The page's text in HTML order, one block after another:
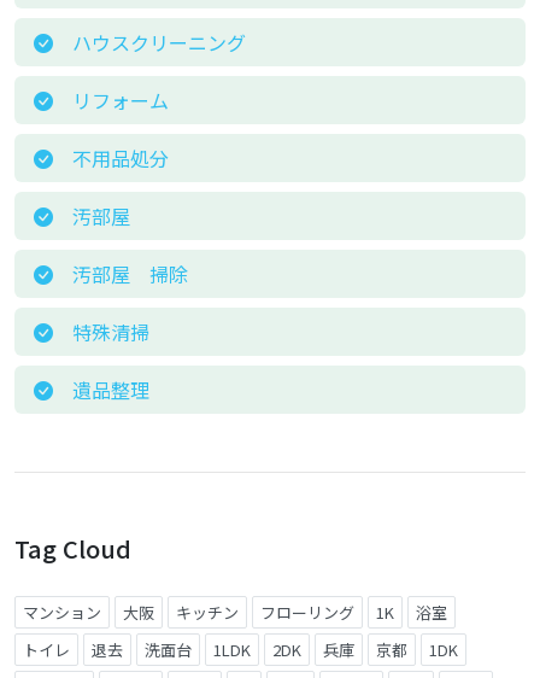
ハウスクリーニング
リフォーム
不用品処分
汚部屋
汚部屋 掃除
特殊清掃
遺品整理
Tag Cloud
マンション 大阪 キッチン フローリング 1K
浴室
トイレ
退去 洗面台 1LDK 2DK 兵庫 京都
1DK